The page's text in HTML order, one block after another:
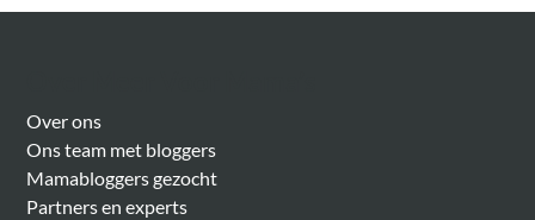
Over ons
Ons team met bloggers
Mamabloggers gezocht
Partners en experts